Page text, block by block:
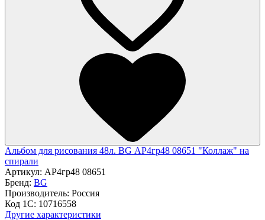
Альбом для рисования 48л. BG АР4гр48 08651 "Коллаж" на
спирали
Артикул: АР4гр48 08651
Бренд: BG
Производитель: Россия
Код 1С: 10716558
Другие характеристики